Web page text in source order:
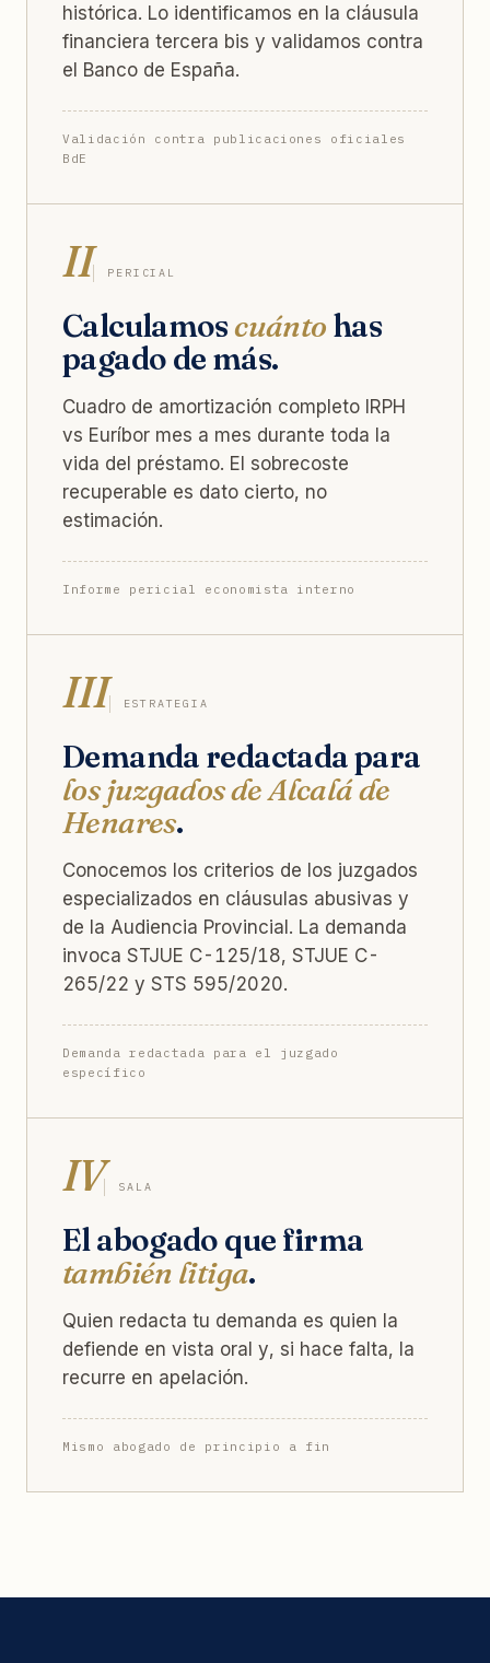
histórica. Lo identificamos en la cláusula
financiera tercera bis y validamos contra
el Banco de España.
Validación contra publicaciones oficiales
BdE
II PERICIAL
Calculamoscuánto has
pagado de más.
Cuadro de amortización completo IRPH
vs Euríbor mes a mes durante toda la
vida del préstamo. El sobrecoste
recuperable es dato cierto, no
estimación.
Informe pericial economista interno
III ESTRATEGIA
Demanda redactada para
los juzgados de Alcalá de
Henares.
Conocemos los criterios de los juzgados
especializados en cláusulas abusivas y
de la Audiencia Provincial. La demanda
invoca STJUE C-125/18, STJUE C-
265/22 y STS 595/2020.
Demanda redactada para el juzgado
específico
IV SALA
El abogado que firma
también litiga.
Quien redacta tu demanda es quien la
defiende en vista oral y, si hace falta, la
recurre en apelación.
Mismo abogado de principio a fin